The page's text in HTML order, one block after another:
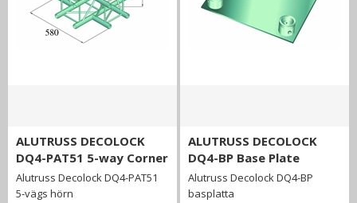
ALUTRUSS DECOLOCK
DQ4-PAT51 5-way Corner
Alutruss Decolock DQ4-PAT51
5-vägs hörn
ALUTRUSS DECOLOCK
DQ4-BP Base Plate
Alutruss Decolock DQ4-BP
basplatta